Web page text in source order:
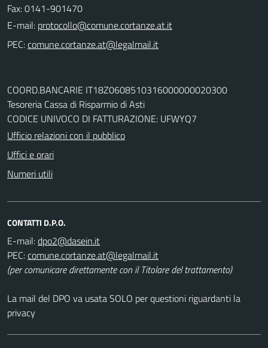
Fax: 0141-901470
E-mail:
PEC:
COORD.BANCARIE IT18Z0608510316000000020300
Tesoreria Cassa di Risparmio di Asti
CODICE UNIVOCO DI FATTURAZIONE: UFWYQ7
Ufficio relazioni con il pubblico
Uffici e orari
Numeri utili
CONTATTI D.P.O.
E-mail:
PEC:
(per comunicare direttamente con il Titolare del trattamento)
La mail del DPO va usata SOLO per questioni riguardanti la
privacy